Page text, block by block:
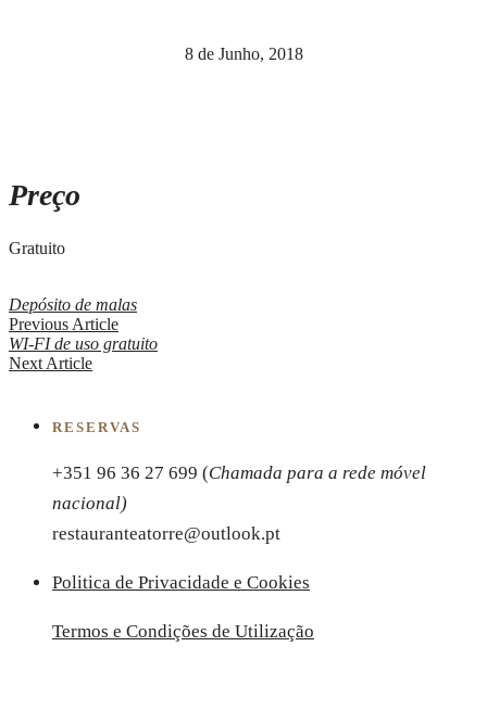
8 de Junho, 2018
Preço
Gratuito
Depósito de malas
Previous Article
WI-FI de uso gratuito
Next Article
RESERVAS
+351 96 36 27 699 (Chamada para a rede móvel
nacional)
restauranteatorre@outlook.pt
Politica de Privacidade e Cookies
Termos e Condições de Utilização